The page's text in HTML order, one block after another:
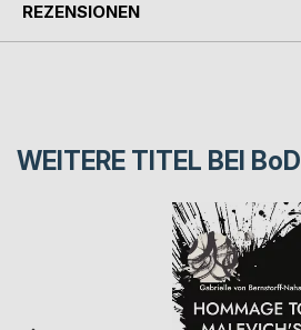
REZENSIONEN
WEITERE TITEL BEI BoD